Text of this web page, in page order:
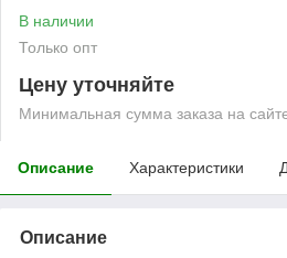
В наличии
Только опт
Цену уточняйте
Минимальная сумма заказа на
Описание Характеристики
Описание